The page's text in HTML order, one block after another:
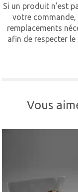
Si un produit n'est
votre commande,
remplacements
afin de respecter
Vous